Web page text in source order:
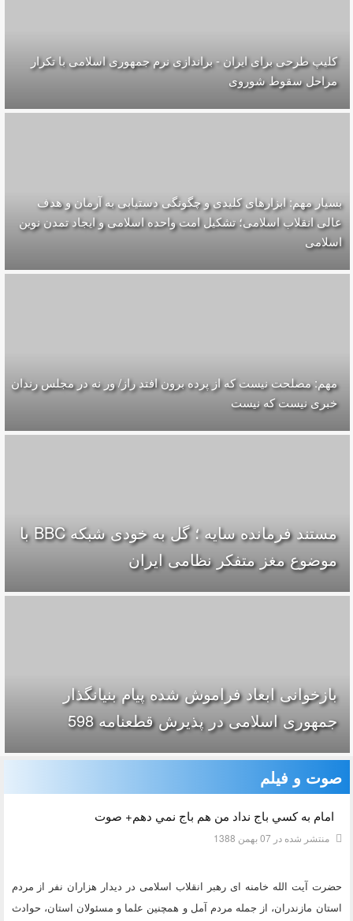
کلیپ طرحی برای ایران - براندازی نرم جمهوری اسلامی با تکرار
مراحل سقوط شوروی
بسیار مهم: ابزارهای کلیدی و چگونگی دستیابی به آرمان و هدف
عالی انقلاب اسلامی؛ تشکیل امت واحده‌ اسلامی و ایجاد تمدن نوین
اسلامی
مهم: مصلحت نیست که از پرده برون افتد راز/ ور نه در مجلس رندان
خبری نیست که نیست
مستند فرمانده سایه ؛ گل به خودی شبکه BBC با
موضوع مغز متفکر نظامی ایران
بازخوانی ابعاد فراموش شده پیام بنیانگذار
جمهوری اسلامی در پذیرش قطعنامه 598
صوت و فیلم
امام به كسي باج نداد من هم باج نمي دهم+ صوت
منتشر شده در 07 بهمن 1388
حضرت آیت الله خامنه ای رهبر انقلاب اسلامی در دیدار هزاران نفر از مردم
استان مازندران، از جمله مردم آمل و همچنین علما و مسئولان استان، حوادث